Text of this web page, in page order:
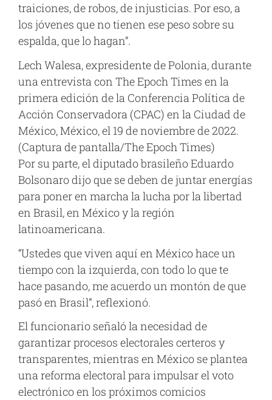
traiciones, de robos, de injusticias. Por eso, a
los jóvenes que no tienen ese peso sobre su
espalda, que lo hagan”.
Lech Walesa, expresidente de Polonia, durante
una entrevista con The Epoch Times en la
primera edición de la Conferencia Política de
Acción Conservadora (CPAC) en la Ciudad de
México, México, el 19 de noviembre de 2022.
(Captura de pantalla/The Epoch Times)
Por su parte, el diputado brasileño Eduardo
Bolsonaro dijo que se deben de juntar energías
para poner en marcha la lucha por la libertad
en Brasil, en México y la región
latinoamericana.
“Ustedes que viven aquí en México hace un
tiempo con la izquierda, con todo lo que te
hace pasando, me acuerdo un montón de que
pasó en Brasil”, reflexionó.
El funcionario señaló la necesidad de
garantizar procesos electorales certeros y
transparentes, mientras en México se plantea
una reforma electoral para impulsar el voto
electrónico en los próximos comicios